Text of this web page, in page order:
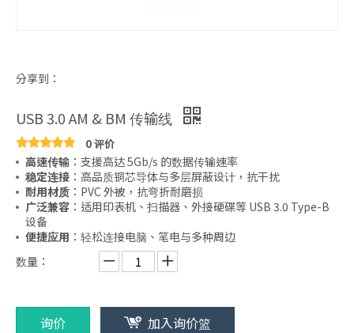
分享到：
USB 3.0 AM & BM 传输线
0 评价
高速传输 ：支援高达 5Gb/s 的数据传输速率
稳定连接 ：高品质铜芯导体与多层屏蔽设计，抗干扰
耐用材质 ：PVC 外被，抗弯折耐磨损
广泛兼容 ：适用印表机、扫描器、外接硬碟等 USB 3.0 Type-B
设备
便捷应用 ：轻松连接电脑、笔电与多种周边
数量：
询价 加入询价篮